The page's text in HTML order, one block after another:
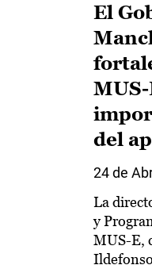
El
del
24 de
La
y
MUS-E,